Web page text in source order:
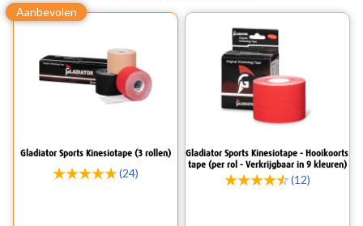
Gladiator Sports Kinesiotape (3 rollen)
(24)
Gladiator Sports Kinesiotape - Hooikoorts
tape (per rol - Verkrijgbaar in 9 kleuren)
(12)